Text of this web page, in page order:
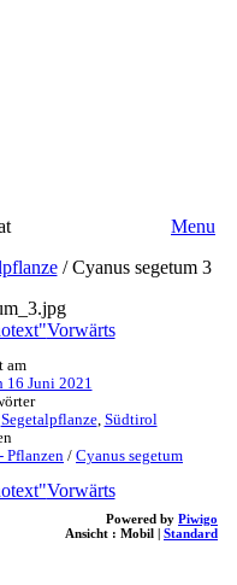
Menu
/Cyanus segetum 3
Vorwärts
am
Juni 2021
Segetalpflanze, Südtirol
Pflanzen / Cyanus segetum
Vorwärts
Powered by Piwigo
Ansicht : Mobil Standard